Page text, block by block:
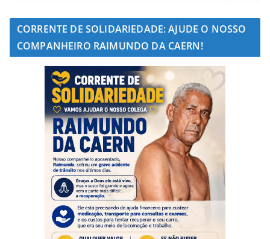
CORRENTE DE SOLIDARIEDADE: AJUDE O NOSSO
COMPANHEIRO RAIMUNDO DA CAERN!